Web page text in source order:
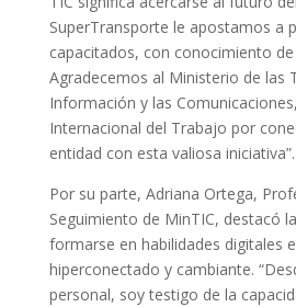
SuperTransporte le apostamos a
capacitados, con conocimiento
Agradecemos al Ministerio de las
Información y las
Internacional del Trabajo por
entidad con esta valiosa iniciativa”.
Por su parte, Adriana Ortega,
Seguimiento de MinTIC, destacó
formarse en habilidades digitales
hiperconectado y cambiante.
personal, soy testigo de la